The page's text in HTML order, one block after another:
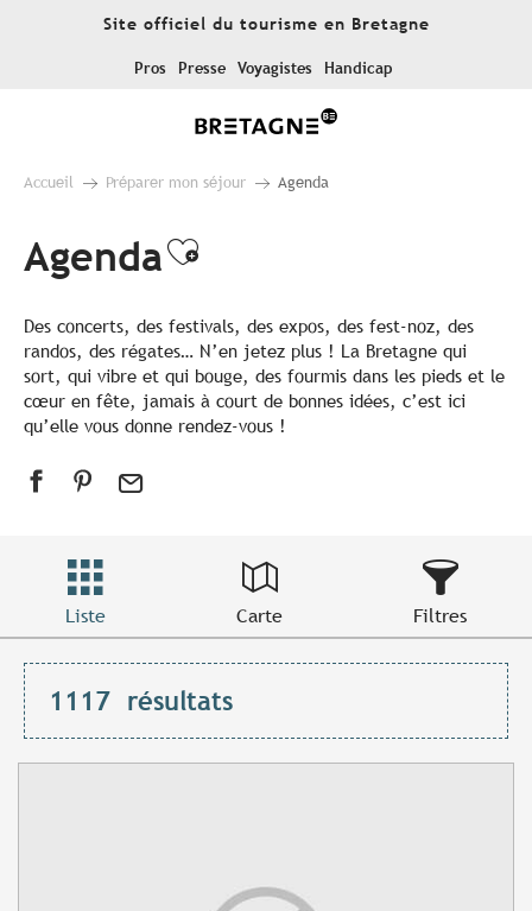
Site officiel du tourisme en Bretagne
Pros Presse Voyagistes Handicap
Accueil Préparer mon séjour Agenda
AgendaAjouter aux favoris
Des concerts, des festivals, des expos, des fest-noz, des
randos, des régates… N’en jetez plus ! La Bretagne qui
sort, qui vibre et qui bouge, des fourmis dans les pieds et le
cœur en fête, jamais à court de bonnes idées, c’est ici
qu’elle vous donne rendez-vous !
Liste Carte Filtres
1117 résultats